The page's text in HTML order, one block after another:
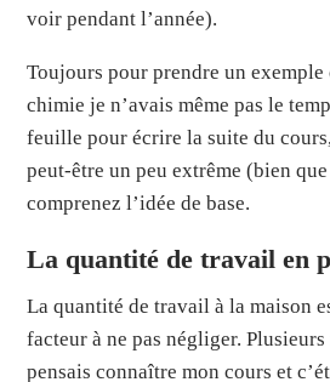
voir pendant l’année).
Toujours pour prendre un
chimie je n’avais même pas le
feuille pour écrire la suite du
peut-être un peu extrême (bien
comprenez l’idée de base.
La quantité de travail en
La quantité de travail à la maison
facteur à ne pas négliger.
pensais connaître mon cours et